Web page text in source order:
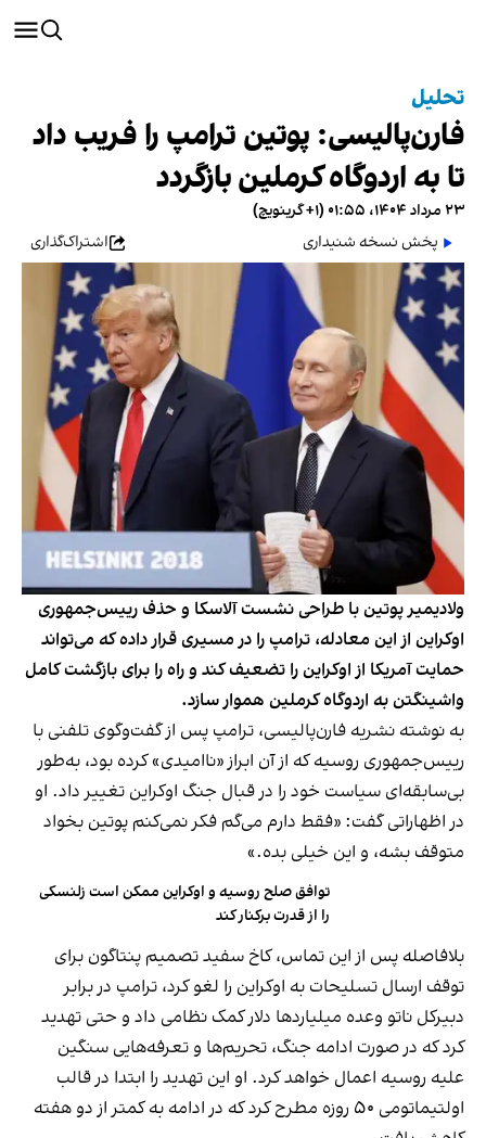
تحلیل
فارن‌پالیسی: پوتین ترامپ را فریب داد
تا به اردوگاه کرملین بازگردد
۲۳ مرداد ۱۴۰۴، ۰۱:۵۵ (‎+۱ گرینویچ)
پخش نسخه شنیداری
اشتراک‌گذاری
ولادیمیر پوتین با طراحی نشست آلاسکا و حذف رییس‌جمهوری
اوکراین از این معادله، ترامپ را در مسیری قرار داده که می‌تواند
حمایت آمریکا از اوکراین را تضعیف کند و راه را برای بازگشت کامل
واشینگتن به اردوگاه کرملین هموار سازد.
به نوشته نشریه فارن‌پالیسی، ترامپ پس از گفت‌وگوی تلفنی با
رییس‌جمهوری روسیه که از آن ابراز «ناامیدی» کرده بود، به‌طور
بی‌سابقه‌ای سیاست خود را در قبال جنگ اوکراین تغییر داد. او
در اظهاراتی گفت: «فقط دارم می‌گم فکر نمی‌کنم پوتین بخواد
متوقف بشه، و این خیلی بده.»
توافق صلح روسیه و اوکراین ممکن است زلنسکی
را از قدرت برکنار کند
بلافاصله پس از این تماس، کاخ سفید تصمیم پنتاگون برای
توقف ارسال تسلیحات به اوکراین را لغو کرد، ترامپ در برابر
دبیرکل ناتو وعده میلیاردها دلار کمک نظامی داد و حتی تهدید
کرد که در صورت ادامه جنگ، تحریم‌ها و تعرفه‌هایی سنگین
علیه روسیه اعمال خواهد کرد. او این تهدید را ابتدا در قالب
اولتیماتومی ۵۰ روزه مطرح کرد که در ادامه به کمتر از دو هفته